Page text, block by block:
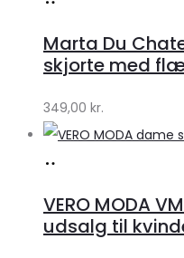
Klædeskabet.dk
Marta Du
skjorte med
349,00 kr.
Klædeskabet.dk
VERO MODA
udsalg til